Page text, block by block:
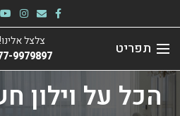
תפריט
צלצל אלינו!
9979897
הכל על וילון